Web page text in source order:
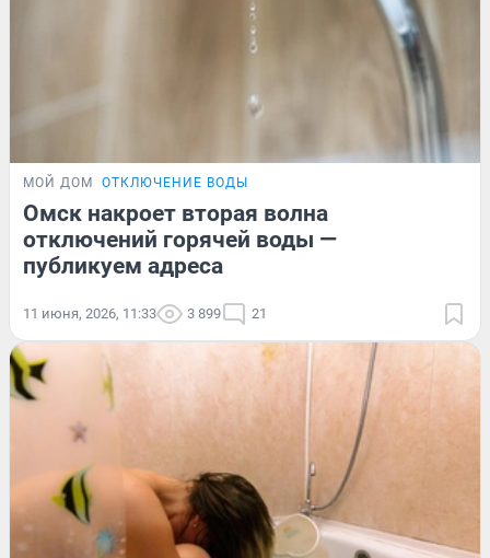
МОЙ ДОМ ОТКЛЮЧЕНИЕ ВОДЫ
Омск накроет вторая волна
отключений горячей воды —
публикуем адреса
11 июня, 2026, 11:33 3 899 21